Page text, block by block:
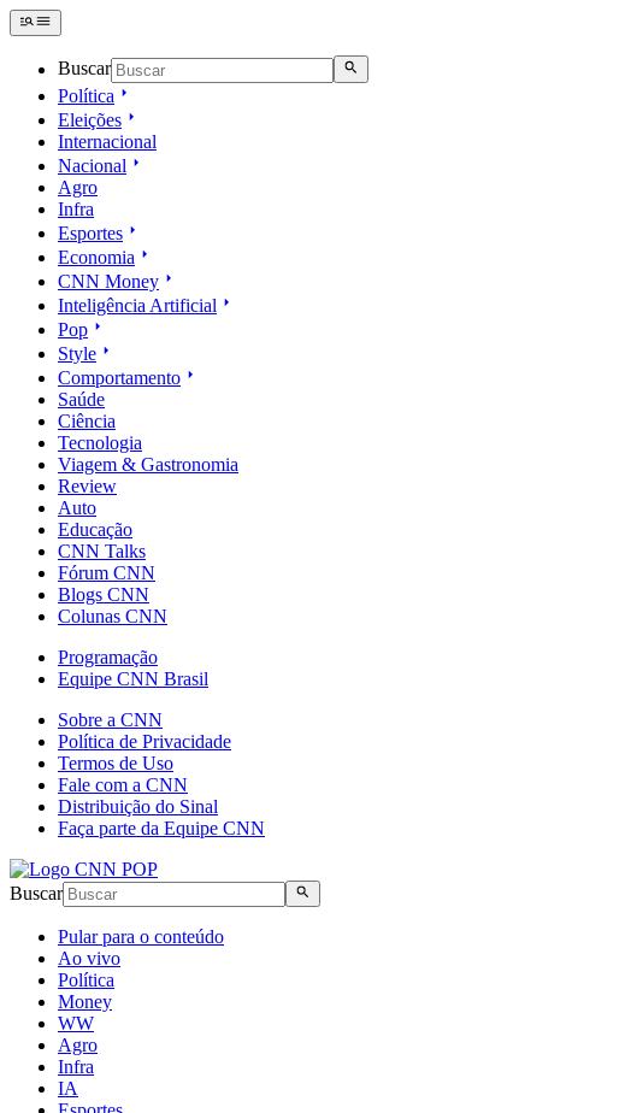
Buscar
Política
Eleições
Internacional
Nacional
Agro
Infra
Esportes
Economia
CNN Money
Inteligência Artificial
Pop
Style
Comportamento
Saúde
Ciência
Tecnologia
Viagem & Gastronomia
Review
Auto
Educação
CNN Talks
Fórum CNN
Blogs CNN
Colunas CNN
Programação
Equipe CNN Brasil
Sobre a CNN
Política de Privacidade
Termos de Uso
Fale com a CNN
Distribuição do Sinal
Faça parte da Equipe CNN
Buscar
Pular para o conteúdo
Ao vivo
Política
Money
WW
Agro
Infra
IA